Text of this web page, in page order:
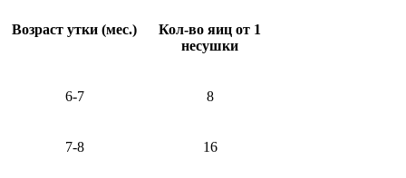
Возраст утки (мес.)
Кол-во яиц от 1
несушки
6-7 8
7-8 16